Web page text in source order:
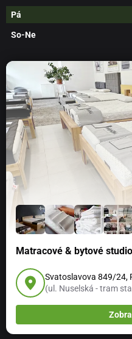
Pá
So-Ne
Matracové & bytové
Svatoslavova 849/24,
(ul. Nuselská - tram